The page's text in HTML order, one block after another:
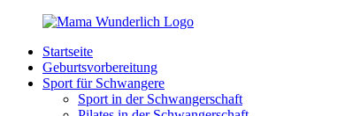
Zurück
Inhalt
MamaWunderlich.de
Mutti
sein
wunderbar!
Startseite
Geburtsvorbereitung
Sport für Schwangere
Sport in der Schwangerschaft